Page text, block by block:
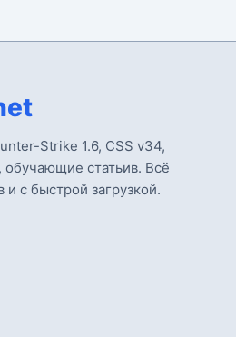
Strike 1.6, CSS v34,
статьив. Всё
и с быстрой загрузкой.